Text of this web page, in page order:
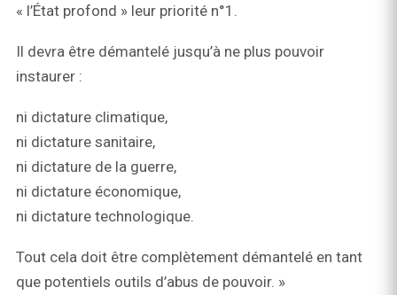
« l’État profond » leur priorité n°1.
Il devra être démantelé jusqu’à ne plus pouvoir
instaurer :
ni dictature climatique,
ni dictature sanitaire,
ni dictature de la guerre,
ni dictature économique,
ni dictature technologique.
Tout cela doit être complètement démantelé en tant
que potentiels outils d’abus de pouvoir. »